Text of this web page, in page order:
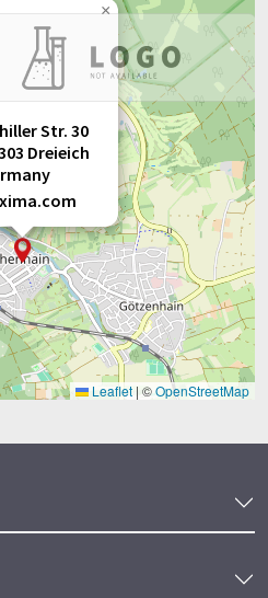
Str. 30
Dreieich
×
Leaflet | ©OpenStreetMap